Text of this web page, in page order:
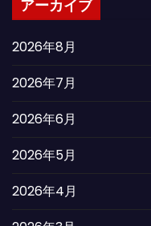
アーカイブ
2026年8月
2026年7月
2026年6月
2026年5月
2026年4月